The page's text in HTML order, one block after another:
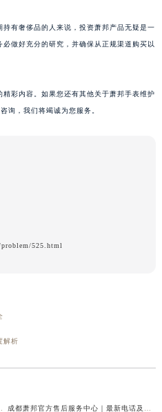
有奢侈品的人来说，投资萧邦产品无疑是一
做好充分的研究，并确保从正规渠道购买以
精彩内容。如果您还有其他关于萧邦手表维护
询，我们将竭诚为您服务。
525.html
解析